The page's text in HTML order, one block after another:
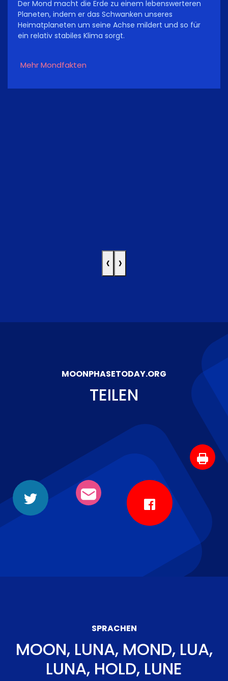
Der Mond macht die Erde zu einem lebenswerteren
Planeten, indem er das Schwanken unseres
Heimatplaneten um seine Achse mildert und so für
ein relativ stabiles Klima sorgt.
Mehr Mondfakten
‹ ›
MOONPHASETODAY.ORG
TEILEN
SPRACHEN
MOON, LUNA, MOND, LUA,
LUNA, HOLD, LUNE